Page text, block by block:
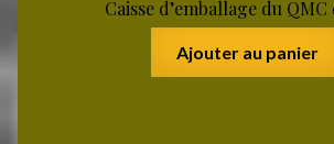
Caisse d’emballage du QMC
Ajouter au panier